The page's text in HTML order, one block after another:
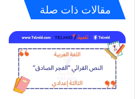
مقالات ذات صلة